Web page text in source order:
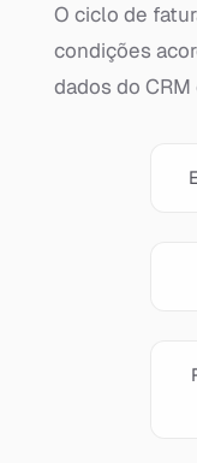
O ciclo de
condições
dados do